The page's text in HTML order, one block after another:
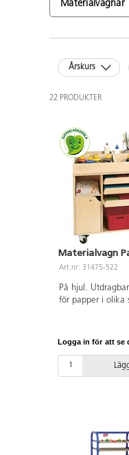
Materialvagnar
Årskurs
22 PRODUKTER
Materialvagn
Art.nr: 31475-522
På hjul.
för papper i olika
Klarlackad
Logga in för att se